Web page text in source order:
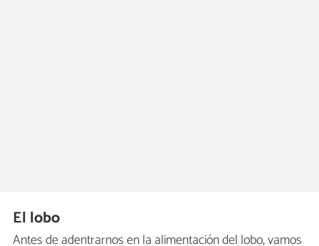
El lobo
Antes de adentrarnos en la alimentación del lobo, vamos